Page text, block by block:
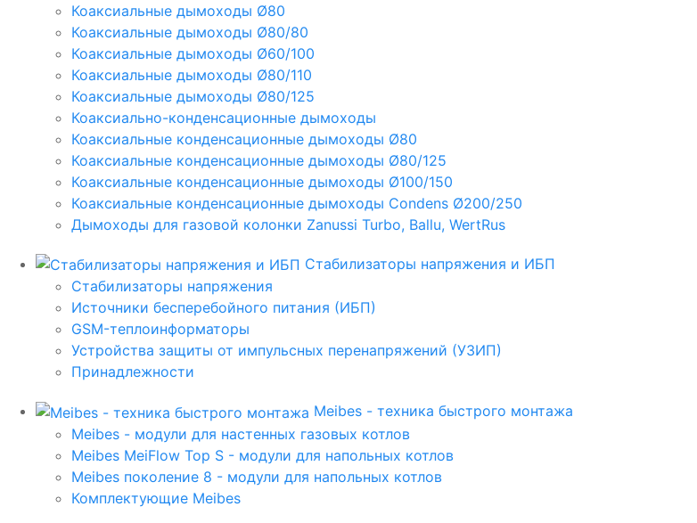
Коаксиальные дымоходы Ø80
Коаксиальные дымоходы Ø80/80
Коаксиальные дымоходы Ø60/100
Коаксиальные дымоходы Ø80/110
Коаксиальные дымоходы Ø80/125
Коаксиально-конденсационные дымоходы
Коаксиальные конденсационные дымоходы Ø80
Коаксиальные конденсационные дымоходы Ø80/125
Коаксиальные конденсационные дымоходы Ø100/150
Коаксиальные конденсационные дымоходы Condens Ø200/250
Дымоходы для газовой колонки Zanussi Turbo, Ballu, WertRus
Стабилизаторы напряжения и ИБП
Стабилизаторы напряжения
Источники бесперебойного питания (ИБП)
GSM-теплоинформаторы
Устройства защиты от импульсных перенапряжений (УЗИП)
Принадлежности
Meibes - техника быстрого монтажа
Meibes - модули для настенных газовых котлов
Meibes MeiFlow Top S - модули для напольных котлов
Meibes поколение 8 - модули для напольных котлов
Комплектующие Meibes